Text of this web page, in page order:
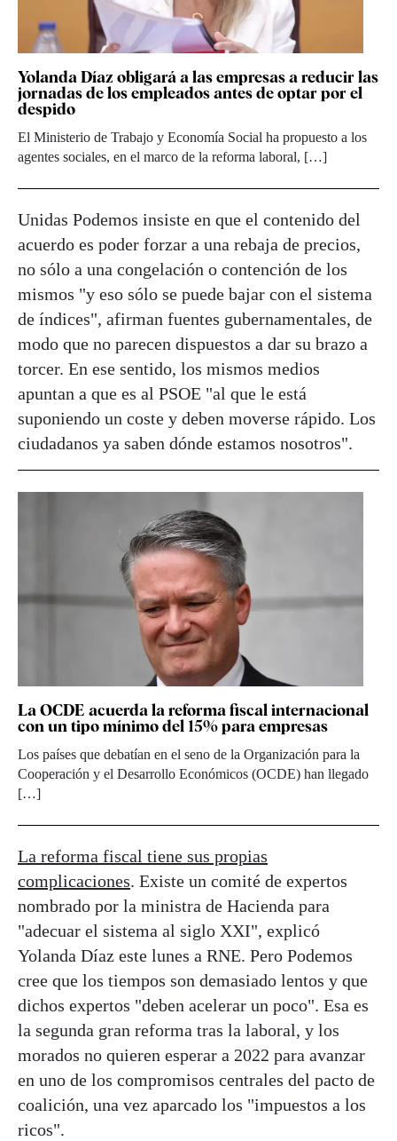
Yolanda Díaz obligará a las empresas a reducir las
jornadas de los empleados antes de optar por el
despido
El Ministerio de Trabajo y Economía Social ha propuesto a los
agentes sociales, en el marco de la reforma laboral, […]
Unidas Podemos insiste en que el contenido del
acuerdo es poder forzar a una rebaja de precios,
no sólo a una congelación o contención de los
mismos "y eso sólo se puede bajar con el sistema
de índices", afirman fuentes gubernamentales, de
modo que no parecen dispuestos a dar su brazo a
torcer. En ese sentido, los mismos medios
apuntan a que es al PSOE "al que le está
suponiendo un coste y deben moverse rápido. Los
ciudadanos ya saben dónde estamos nosotros".
La OCDE acuerda la reforma fiscal internacional
con un tipo mínimo del 15% para empresas
Los países que debatían en el seno de la Organización para la
Cooperación y el Desarrollo Económicos (OCDE) han llegado
[…]
La reforma fiscal tiene sus propias
complicaciones. Existe un comité de expertos
nombrado por la ministra de Hacienda para
"adecuar el sistema al siglo XXI", explicó
Yolanda Díaz este lunes a RNE. Pero Podemos
cree que los tiempos son demasiado lentos y que
dichos expertos "deben acelerar un poco". Esa es
la segunda gran reforma tras la laboral, y los
morados no quieren esperar a 2022 para avanzar
en uno de los compromisos centrales del pacto de
coalición, una vez aparcado los "impuestos a los
ricos".